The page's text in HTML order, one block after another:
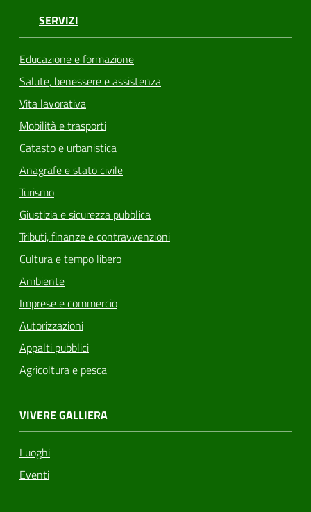
SERVIZI
Educazione e formazione
Salute, benessere e assistenza
Vita lavorativa
Mobilità e trasporti
Catasto e urbanistica
Anagrafe e stato civile
Turismo
Giustizia e sicurezza pubblica
Tributi, finanze e contravvenzioni
Cultura e tempo libero
Ambiente
Imprese e commercio
Autorizzazioni
Appalti pubblici
Agricoltura e pesca
VIVERE GALLIERA
Luoghi
Eventi